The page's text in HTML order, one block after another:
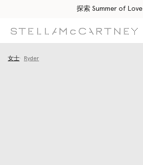
探索 Summer of Love
女士 Ryder